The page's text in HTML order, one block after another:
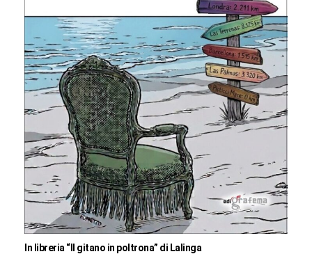
In libreria “Il gitano in poltrona” di Lalinga